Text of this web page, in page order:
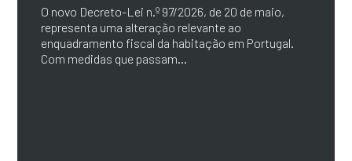
O novo Decreto-Lei n.º 97/2026, de 20 de maio,
representa uma alteração relevante ao
enquadramento fiscal da habitação em Portugal.
Com medidas que passam...